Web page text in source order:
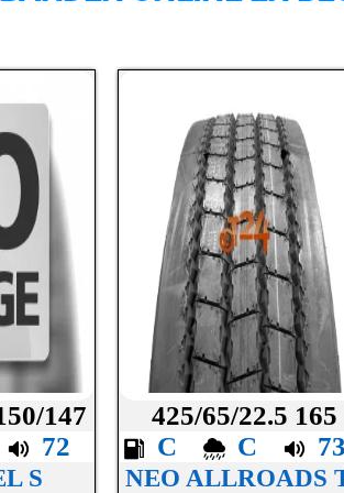
147
72
S
425/65/22.5 165
C
C
NEO ALLROADS